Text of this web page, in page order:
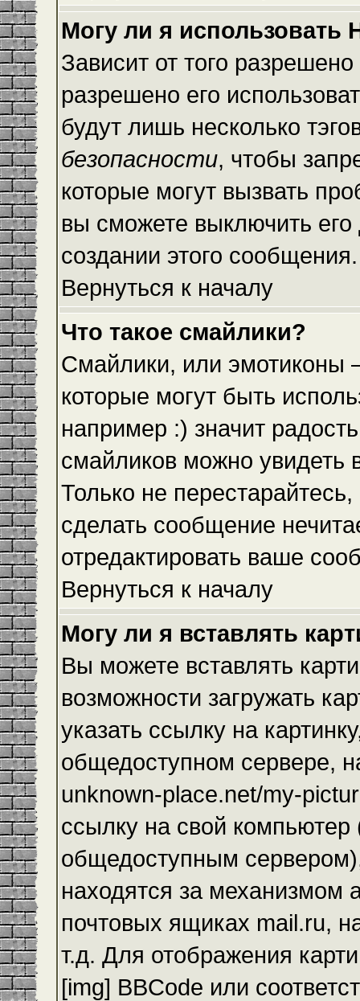
Могу ли я использовать
Зависит от того
разрешено его
будут лишь несколько
безопасности, чтобы
которые могут вызвать
вы сможете выключить
создании этого сообщения.
Вернуться к началу
Что такое смайлики?
Смайлики, или эмотиконы
которые могут быть
например :) значит
смайликов можно
Только не
сделать сообщение
отредактировать ваше
Вернуться к началу
Могу ли я вставлять
Вы можете вставлять
возможности загружать
указать ссылку на
общедоступном сервере,
unknown-place.net/my-
ссылку на свой компьютер
общедоступным
находятся за механизмом
почтовых ящиках mail.ru,
т.д. Для отображения
[img] BBCode или